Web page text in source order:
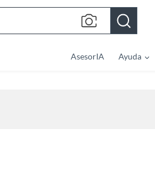
AsesorIA Ayuda